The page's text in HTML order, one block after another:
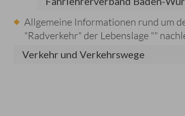
Allgemeine Informationen rund um
"Radverkehr" der Lebenslage "
Verkehr und Verkehrswege
"